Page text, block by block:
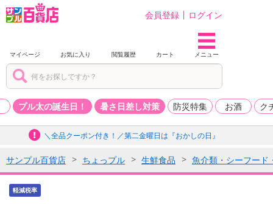
会員登録 ログイン
マイページ お気に入り 閲覧履歴 カート メニュー
プル太の誕生日！ 暑さ日差し対策 防災特集 お酒 ク
＼全品クーポン付き！／第二金曜日は『おかしの日』
サンプル百貨店 ちょっプル 生鮮食品 魚介類・シーフード
軽減税率